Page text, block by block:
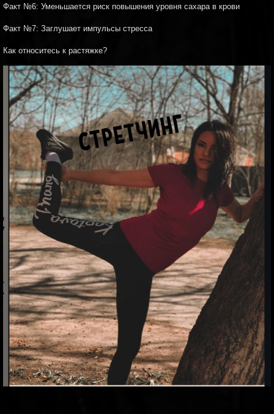
Факт №6: Уменьшается риск повышения уровня сахара в крови
Факт №7: Заглушает импульсы стресса
Как относитесь к растяжке?